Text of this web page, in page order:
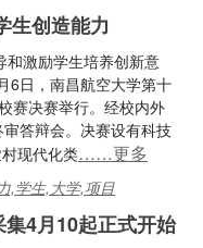
生创造能力
和激励学生培养创新意
6日，南昌航空大学第十
赛决赛举行。经校内外
答辩会。决赛设有科技
现代化类……更多
,学生,大学,项目
4月10起正式开始